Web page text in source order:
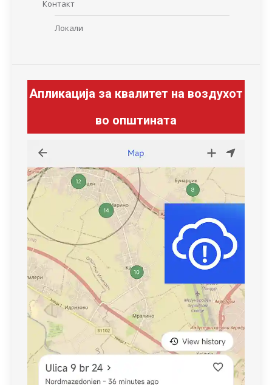
Контакт
Локали
Апликација за квалитет на воздухот
во општината